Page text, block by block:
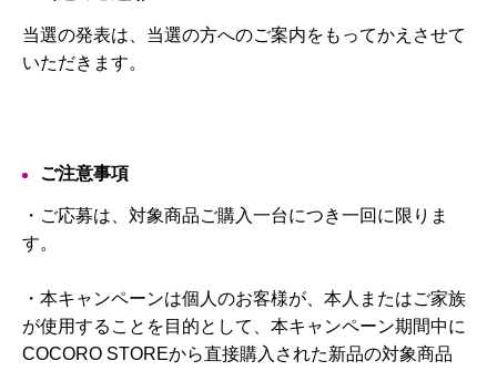
当選の発表は、当選の方へのご案内をもってかえさせて
いただきます。
ご注意事項
・ご応募は、対象商品ご購入一台につき一回に限りま
す。
・本キャンペーンは個人のお客様が、本人またはご家族
が使用することを目的として、本キャンペーン期間中に
COCORO STOREから直接購入された新品の対象商品